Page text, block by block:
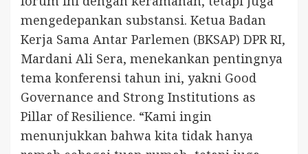
mengedepankan substansi. Ketua Badan
Kerja Sama Antar Parlemen (BKSAP) DPR RI,
Mardani Ali Sera, menekankan pentingnya
tema konferensi tahun ini, yakni Good
Governance and Strong Institutions as
Pillar of Resilience. “Kami ingin
menunjukkan bahwa kita tidak hanya